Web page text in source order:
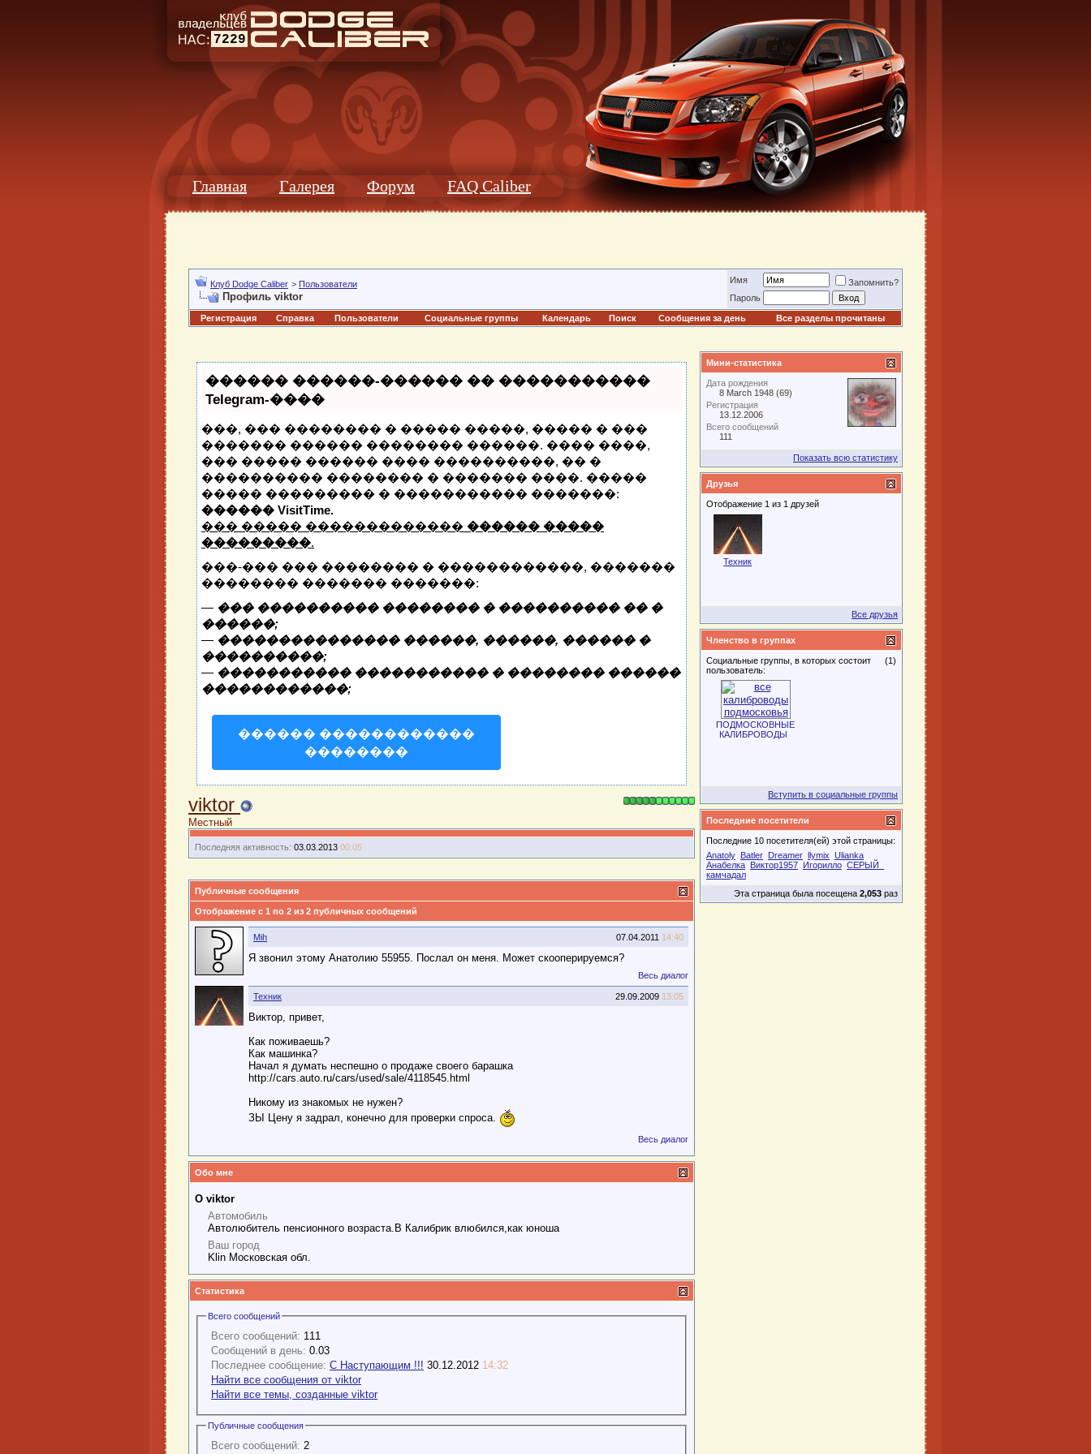
7229
Главная Галерея Форум FAQ Caliber
Клуб Dodge Caliber > Пользователи
Профиль viktor
Имя
Запомнить?
Пароль
Регистрация Справка Пользователи Социальные группы Календарь Поиск Сообщения за день Все разделы прочитаны
������ ������-������ �� �����������
Telegram-����
���, ��� �������� � ����� �����, ����� � ���
������� ������ �������� ������. ���� ����,
��� ����� ������ ���� ����������, �� �
���������� �������� � ������� ����. �����
����� ��������� � ����������� �������:
������ VisitTime.
��� ����� ������������� ������ �����
���������.
���-��� ��� �������� � ������������, �������
�������� ������� �������:
— ��� ���������� �������� � ���������� �� �
������;
— ��������������� ������, ������, ������ �
����������;
— ����������� ����������� � �������� ������
������������;
������ ������������
��������
viktor
Местный
Последняя активность: 03.03.2013 00:05
Публичные сообщения
Отображение с 1 по 2 из 2 публичных сообщений
07.04.2011 14:40
Mih
Я звонил этому Анатолию 55955. Послал он меня. Может скооперируемся?
Весь диалог
29.09.2009 13:05
Техник
Виктор, привет,
Как поживаешь?
Как машинка?
Начал я думать неспешно о продаже своего барашка
http://cars.auto.ru/cars/used/sale/4118545.html
Никому из знакомых не нужен?
ЗЫ Цену я задрал, конечно для проверки спроса.
Весь диалог
Обо мне
О viktor
Автомобиль
Автолюбитель пенсионного возраста.В Калибрик влюбился,как юноша
Ваш город
Klin Московская обл.
Статистика
Всего сообщений
Всего сообщений: 111
Сообщений в день: 0.03
Последнее сообщение: С Наступающим !!! 30.12.2012 14:32
Найти все сообщения от viktor
Найти все темы, созданные viktor
Публичные сообщения
Всего сообщений: 2
Мини-статистика
Дата рождения
8 March 1948 (69)
Регистрация
13.12.2006
Всего сообщений
111
Показать всю статистику
Друзья
Отображение 1 из 1 друзей
Техник
Все друзья
Членство в группах
(1)
Социальные группы, в которых состоит
пользователь:
ПОДМОСКОВНЫЕ
КАЛИБРОВОДЫ
Вступить в социальные группы
Последние посетители
Последние 10 посетителя(ей) этой страницы:
Anatoly Batler Dreamer llymix Ulianka
Анабелка Виктор1957 Игорилло СЕРЫЙ_
камчадал
Эта страница была посещена 2,053 раз